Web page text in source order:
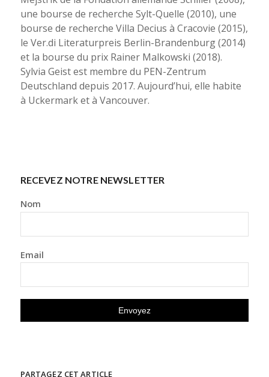
une bourse de recherche Sylt-Quelle (2010), une
bourse de recherche Villa Decius à Cracovie (2015),
le Ver.di Literaturpreis Berlin-Brandenburg (2014)
et la bourse du prix Rainer Malkowski (2018).
Sylvia Geist est membre du PEN-Zentrum
Deutschland depuis 2017. Aujourd’hui, elle habite
à Uckermark et à Vancouver.
RECEVEZ NOTRE NEWSLETTER
Nom
Email
PARTAGEZ CET ARTICLE